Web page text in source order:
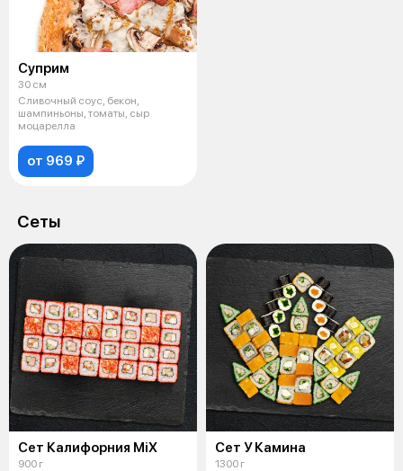
Суприм
30 см
Сливочный соус, бекон,
шампиньоны, томаты, сыр
моцарелла
от 969 ₽
Cеты
Сет Калифорния МiX
900 г
Сет У Камина
1300 г